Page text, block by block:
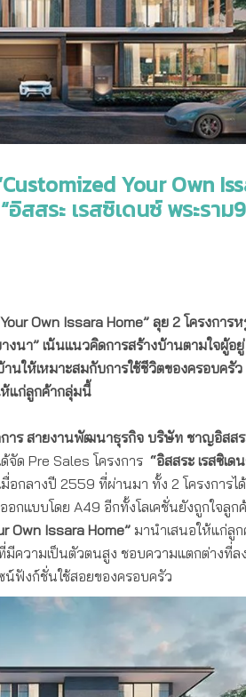
Your Own
สสระ เรสซิเดนซ์ พระราม
Own Issara Home” ลุย 2 โครงการ
งนา” เน้นแนวคิดการสร้างบ้านตามใจผู้อ
ให้เหมาะสมกับการใช้ชีวิตของครอบครัว
ห้แก่ลูกค้ากลุ่มนี้
าร สายงานพัฒนาธุรกิจ บริษัท ชาญอิสส
จัด Pre Sales โครงการ “อิสสระ เรสซิเด
มื่อกลางปี 2559 ที่ผ่านมา ทั้ง 2 โครงการไ
กแบบโดย A49 อีกทั้งโลเคชั่นยังถูกใจลูก
Own Issara Home” มานำเสนอให้แก่ลูก
มีความเป็นตัวตนสูง ชอบความแตกต่างที่ล
น์ฟังก์ชั่นใช้สอยของครอบครัว